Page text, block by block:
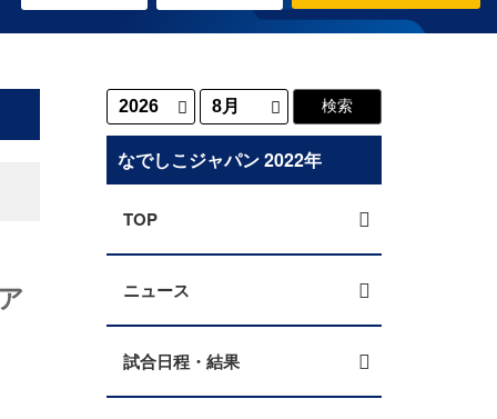
なでしこジャパン 2022年
TOP
ニュース
試合日程・結果